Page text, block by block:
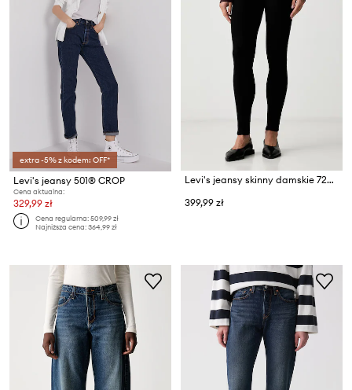
extra -5% z kodem: OFF*
Levi's jeansy 501® CROP
Cena aktualna:
329,99 zł
Cena regularna:509,99 zł
Najniższa cena:364,99 zł
Levi's jeansy skinny damskie 720 HIRISE SUPER SKINNY
399,99 zł